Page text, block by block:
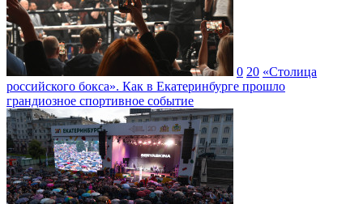
0 20 «Столица
российского бокса». Как в Екатеринбурге прошло
грандиозное спортивное событие